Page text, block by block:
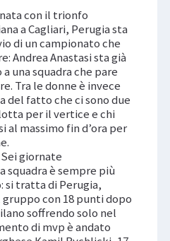
con il trionfo
a Cagliari, Perugia sta
di un campionato che
Andrea Anastasi sta già
una squadra che pare
Tra le donne è invece
del fatto che ci sono due
per il vertice e chi
al massimo fin d’ora per
Sei giornate
squadra è sempre più
si tratta di Perugia,
con 18 punti dopo
soffrendo solo nel
di mvp è andato